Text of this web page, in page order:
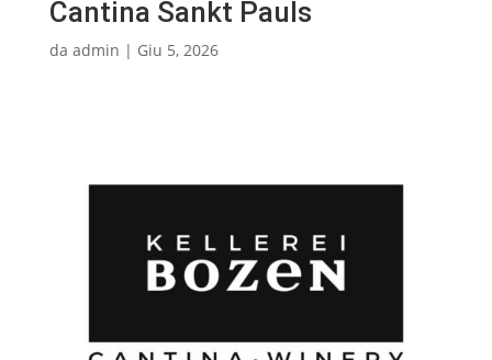
Cantina Sankt Pauls
da admin | Giu 5, 2026